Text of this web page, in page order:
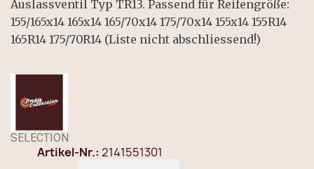
Auslassventil Typ TR13. Passend für Reifengröße:
155/165x14 165x14 165/70x14 175/70x14 155x14 155R14
165R14 175/70R14 (Liste nicht abschliessend!)
SELECTION
Artikel-Nr. 2141551301